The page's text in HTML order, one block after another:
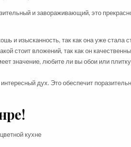
и завораживающий, это
и изысканность, так как она уже стала
стоит вложений, так как он
значение, любите ли вы обои или
дух. Это обеспечит